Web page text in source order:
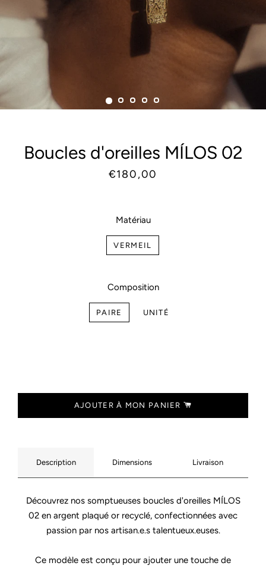
Boucles d'oreilles MÍLOS 02
Prix
Prix
€180,00
Matériau
VERMEIL
Composition
PAIRE UNITÉ
AJOUTER À MON PANIER
Description Dimensions Livraison
Découvrez nos somptueuses boucles d'oreilles MÍLOS
02 en argent plaqué or recyclé, confectionnées avec
passion par nos artisan.e.s talentueux.euses.
Ce modèle est conçu pour ajouter une touche de